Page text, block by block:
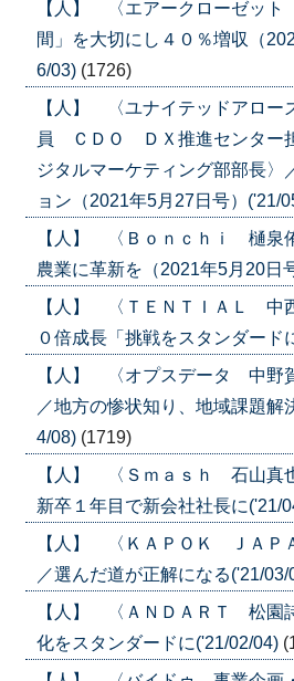
【人】 〈エアークローゼッ
間」を大切にし４０％増収（
6/03) (1726)
【人】 〈ユナイテッドアロ
員 ＣＤＯ ＤＸ推進センタ
ジタルマーケティング部部長〉
ョン（2021年5月27日号）('21/
【人】 〈Ｂｏｎｃｈｉ 樋泉
農業に革新を（2021年5月20日
【人】 〈ＴＥＮＴＩＡＬ 中
０倍成長「挑戦をスタンダード
【人】 〈オプスデータ 中野
／地方の惨状知り、地域課題解
4/08) (1719)
【人】 〈Ｓｍａｓｈ 石山真
新卒１年目で新会社社長に('21/
【人】 〈ＫＡＰＯＫ ＪＡＰ
／選んだ道が正解になる('21/03/
【人】 〈ＡＮＤＡＲＴ 松園
化をスタンダードに('21/02/04)